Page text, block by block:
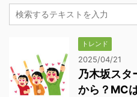
トレンド
2025/04/21
乃木坂スタ
から？MC